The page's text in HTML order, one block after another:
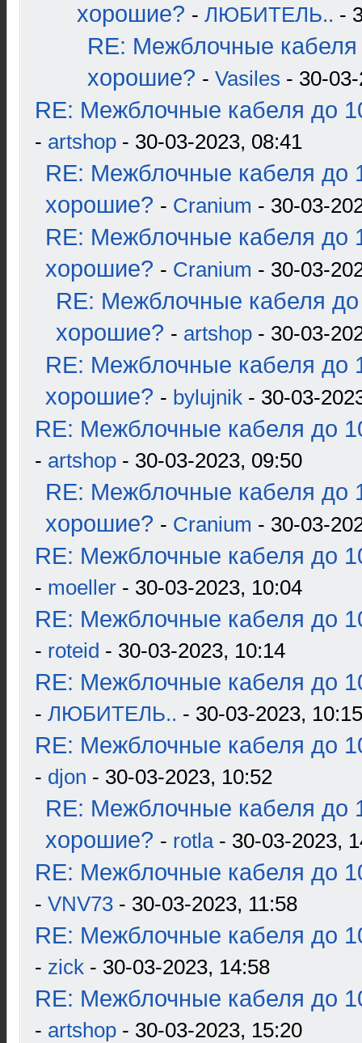
хорошие? - ЛЮБИТЕЛЬ.. -
RE: Межблочные кабеля
хорошие? - Vasiles - 30-
RE: Межблочные кабеля до
- artshop - 30-03-2023, 08:41
RE: Межблочные кабеля до
хорошие? - Cranium - 30-03-
RE: Межблочные кабеля до
хорошие? - Cranium - 30-03-
RE: Межблочные кабеля до
хорошие? - artshop - 30-03-
RE: Межблочные кабеля до
хорошие? - bylujnik - 30-03-
RE: Межблочные кабеля до
- artshop - 30-03-2023, 09:50
RE: Межблочные кабеля до
хорошие? - Cranium - 30-03-
RE: Межблочные кабеля до
- moeller - 30-03-2023, 10:04
RE: Межблочные кабеля до
- roteid - 30-03-2023, 10:14
RE: Межблочные кабеля до
- ЛЮБИТЕЛЬ.. - 30-03-2023, 10:15
RE: Межблочные кабеля до
- djon - 30-03-2023, 10:52
RE: Межблочные кабеля до
хорошие? - rotla- 30-03-2023,
RE: Межблочные кабеля до
- VNV73 - 30-03-2023, 11:58
RE: Межблочные кабеля до
- zick - 30-03-2023, 14:58
RE: Межблочные кабеля до
- artshop - 30-03-2023, 15:20